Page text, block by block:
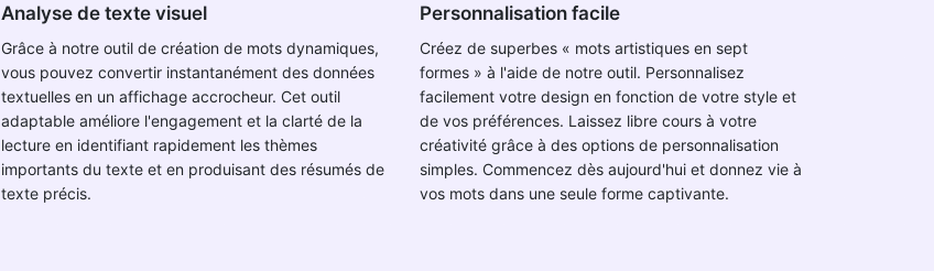
Analyse de texte visuel
Grâce à notre outil de création de mots dynamiques,
vous pouvez convertir instantanément des données
textuelles en un affichage accrocheur. Cet outil
adaptable améliore l'engagement et la clarté de la
lecture en identifiant rapidement les thèmes
importants du texte et en produisant des résumés de
texte précis.
Personnalisation facile
Créez de superbes « mots artistiques en sept
formes » à l'aide de notre outil. Personnalisez
facilement votre design en fonction de votre style et
de vos préférences. Laissez libre cours à votre
créativité grâce à des options de personnalisation
simples. Commencez dès aujourd'hui et donnez vie à
vos mots dans une seule forme captivante.